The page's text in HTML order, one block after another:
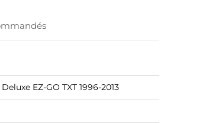
EZ-GO TXT 1996-2013